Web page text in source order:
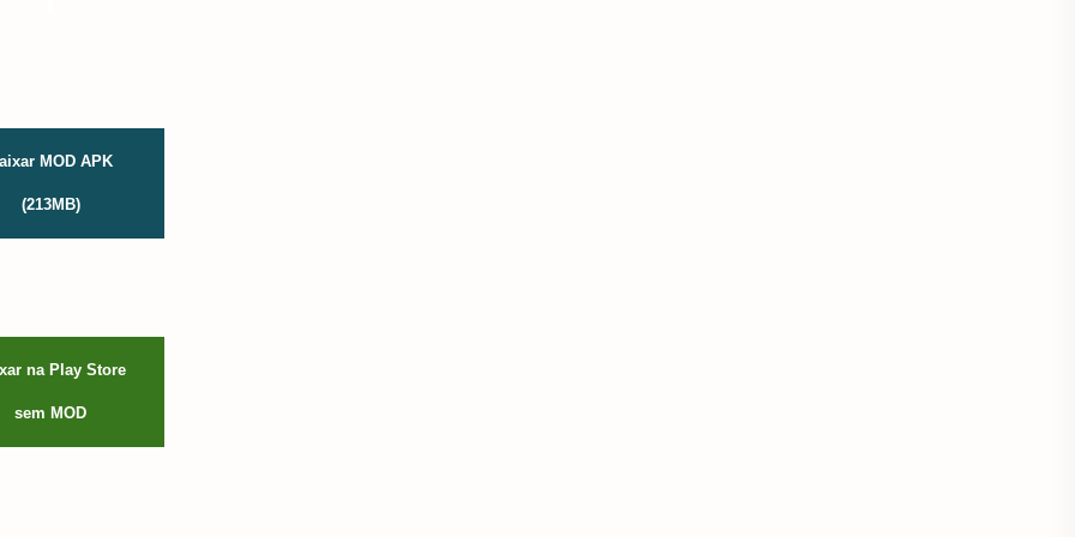
MOD APK
(213MB)
na Play Store
sem MOD